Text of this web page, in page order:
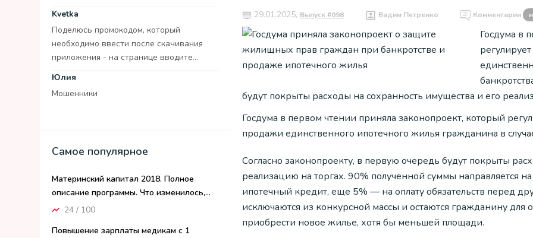
Kvetka
Поделюсь промокодом, который
необходимо ввести после скачивания
приложения - на странице вводите...
Юлия
Мошенники
Самое популярное
Материнский капитал 2018. Полное
описание программы. Что изменилось,...
24 / 100
Повышение зарплаты медикам с 1
29.01.2025, Выпуск #098 Вадим Петренко Комментарии
Госдума в
будут покрыты расходы на сохранность имущества и его
Госдума в первом чтении приняла законопроект, который
продажи единственного ипотечного жилья гражданина в
Согласно законопроекту, в первую очередь будут покрыты
реализацию на торгах. 90% полученной суммы направляется
ипотечный кредит, еще 5% — на оплату обязательств перед
исключаются из конкурсной массы и остаются гражданину
приобрести новое жилье, хотя бы меньшей площади.